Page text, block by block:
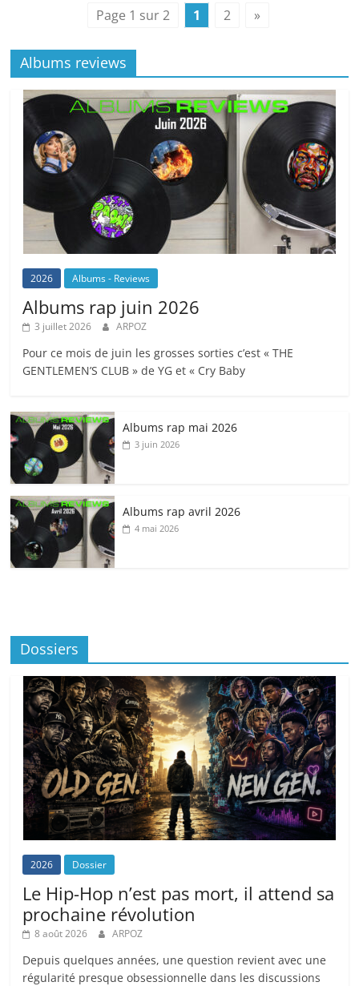
Page 1 sur 2 1 2 »
Albums reviews
2026 Albums - Reviews
Albums rap juin 2026
3 juillet 2026 ARPOZ
Pour ce mois de juin les grosses sorties c’est « THE
GENTLEMEN’S CLUB » de YG et « Cry Baby
Albums rap mai 2026
3 juin 2026
Albums rap avril 2026
4 mai 2026
Dossiers
2026 Dossier
Le Hip-Hop n’est pas mort, il attend sa
prochaine révolution
8 août 2026 ARPOZ
Depuis quelques années, une question revient avec une
régularité presque obsessionnelle dans les discussions